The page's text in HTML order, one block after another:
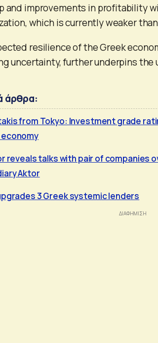
and improvements in profitability
which is currently weaker
resilience of the Greek
uncertainty, further underpins the
άρθρα:
from Tokyo: Investment grade
reveals talks with pair of companies
Aktor
3 Greek systemic lenders